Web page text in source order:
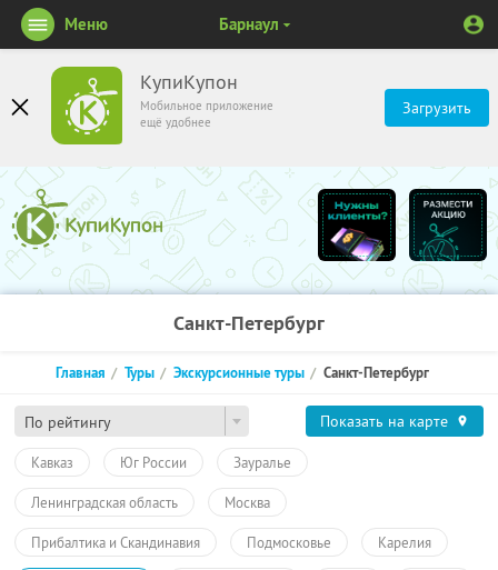
КупиКупон
Мобильное приложение
ещё удобнее
Загрузить
Меню Барнаул
Санкт-Петербург
По рейтингу
Главная Туры Экскурсионные туры Санкт-Петербург
Показать на карте
Кавказ Юг России Зауралье
Ленинградская область Москва
Прибалтика и Скандинавия Подмосковье Карелия